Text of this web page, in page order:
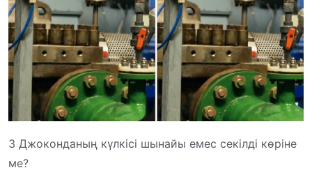
3 Джоконданың күлкісі шынайы емес секілді көріне
ме?